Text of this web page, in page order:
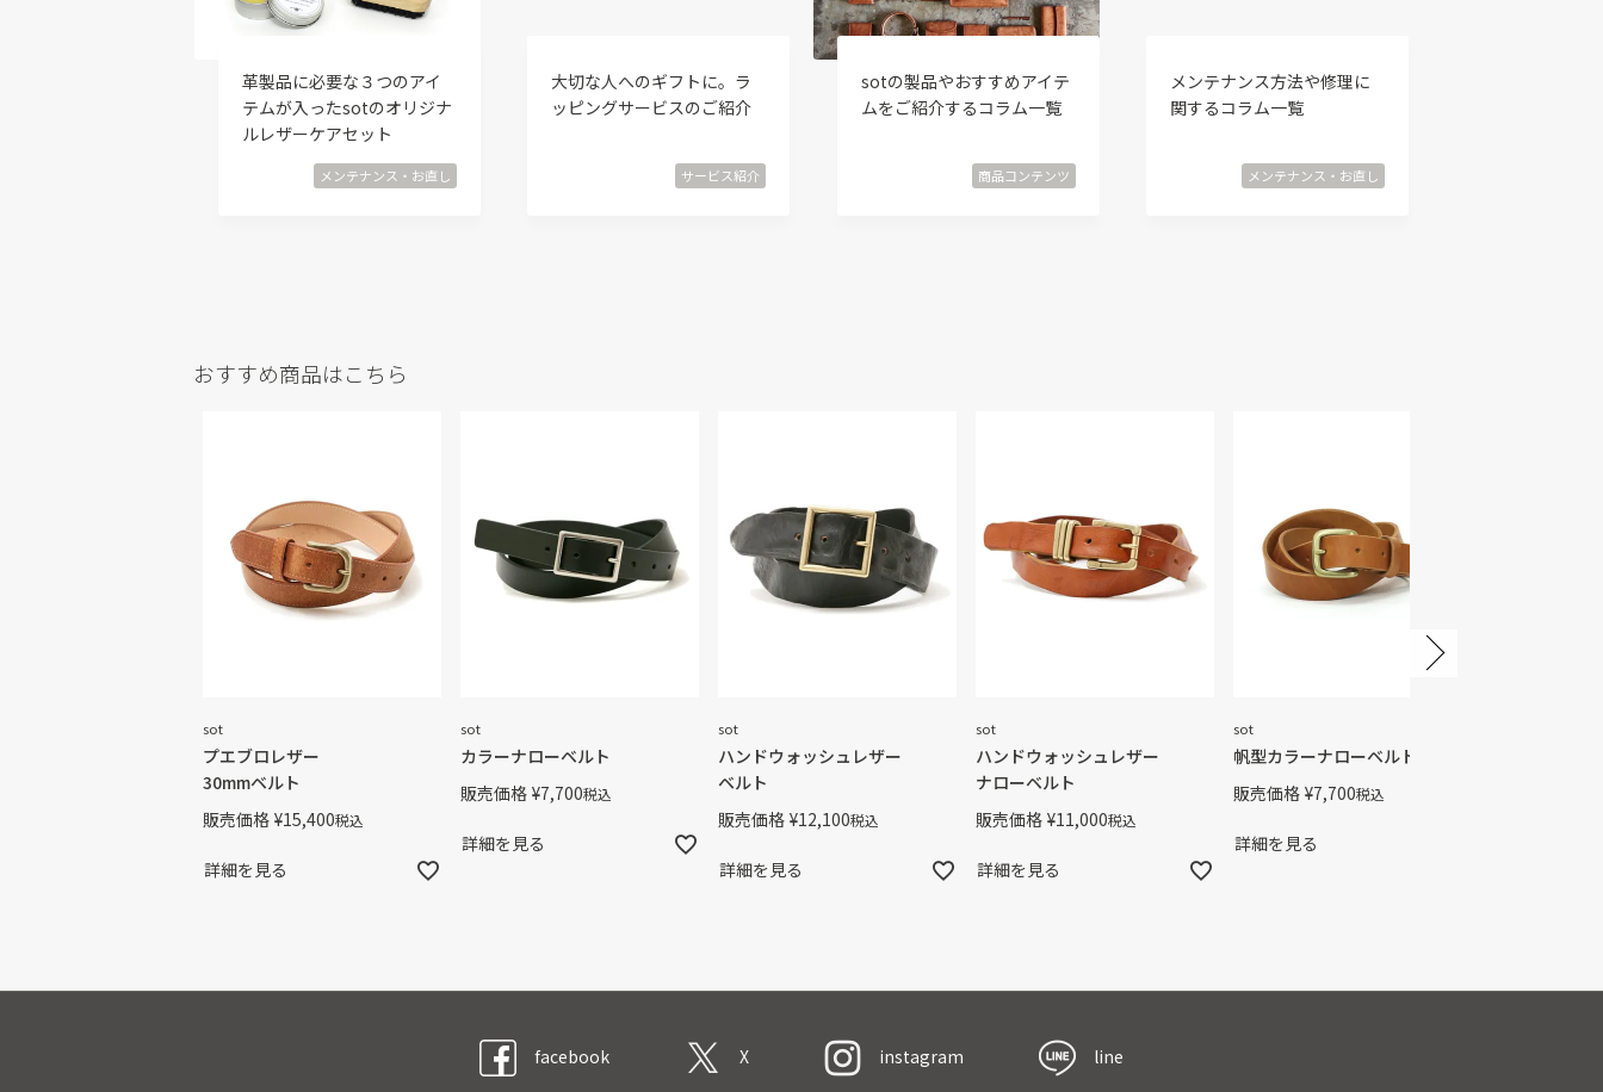
革製品に必要な３つのアイ
テムが入ったsotのオリジナ
ルレザーケアセット
メンテナンス・お直し
大切な人へのギフトに。ラ
ッピングサービスのご紹介
サービス紹介
sotの製品やおすすめアイテ
ムをご紹介するコラム一覧
商品コンテンツ
メンテナンス方法や修理に
関するコラム一覧
メンテナンス・お直し
おすすめ商品はこちら
sot
プエブロレザー
30mmベルト
販売価格 ¥15,400税込
詳細を見る
sot
カラーナローベルト
販売価格 ¥7,700税込
詳細を見る
sot
ハンドウォッシュレザー
ベルト
販売価格 ¥12,100税込
詳細を見る
sot
ハンドウォッシュレザー
ナローベルト
販売価格 ¥11,000税込
詳細を見る
sot
帆型カラーナローベルト
販売価格 ¥7,700税込
詳細を見る
facebook X instagram line